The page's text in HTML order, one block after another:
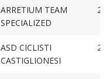
ARRETIUM TEAM
SPECIALIZED
ASD CICLISTI
CASTIGLIONESI